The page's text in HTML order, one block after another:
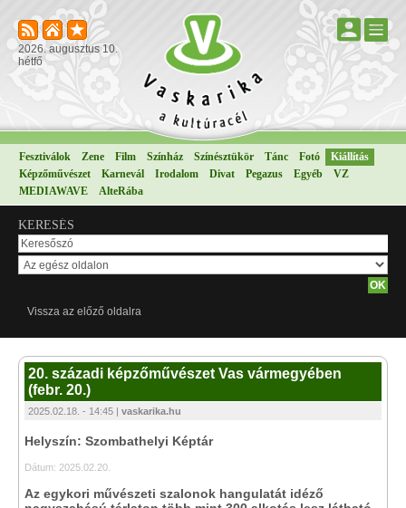
2026. augusztus 10.
hétfő
Fesztiválok Zene Film Színház Színésztükör Tánc Fotó
Kiállítás
Képzőművészet
Karnevál Irodalom Divat Pegazus Egyéb
VZ
MEDIAWAVE
AlteRába
KERESÉS
Vissza az előző oldalra
20. századi képzőművészet Vas vármegyében
(febr. 20.)
2025.02.18. - 14:45 | vaskarika.hu
Helyszín: Szombathelyi Képtár
Dátum: 2025.02.20.
Az egykori művészeti szalonok hangulatát idéző